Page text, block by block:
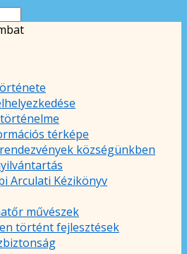
térképe
községünkben
Arculati Kézikönyv
művészek
történt fejlesztések